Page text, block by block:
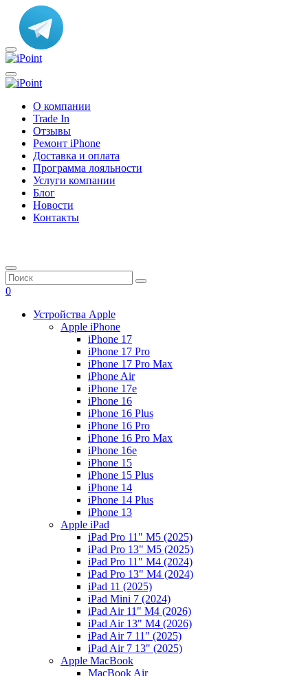
О компании
Trade In
Отзывы
Ремонт iPhone
Доставка и оплата
Программа лояльности
Услуги компании
Блог
Новости
Контакты
0
Устройства Apple
Apple iPhone
iPhone 17
iPhone 17 Pro
iPhone 17 Pro Max
iPhone Air
iPhone 17e
iPhone 16
iPhone 16 Plus
iPhone 16 Pro
iPhone 16 Pro Max
iPhone 16e
iPhone 15
iPhone 15 Plus
iPhone 14
iPhone 14 Plus
iPhone 13
Apple iPad
iPad Pro 11" M5 (2025)
iPad Pro 13" M5 (2025)
iPad Pro 11" M4 (2024)
iPad Pro 13" M4 (2024)
iPad 11 (2025)
iPad Mini 7 (2024)
iPad Air 11" M4 (2026)
iPad Air 13" M4 (2026)
iPad Air 7 11" (2025)
iPad Air 7 13" (2025)
Apple MacBook
MacBook Air